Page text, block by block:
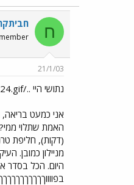
ח
21/1/03
נתושי היי ../images/Emo24.gif
אני כמעט
האמת שתלוי
(דקות), חליפת
מניילון כמובן.
היום. הכל בסדר